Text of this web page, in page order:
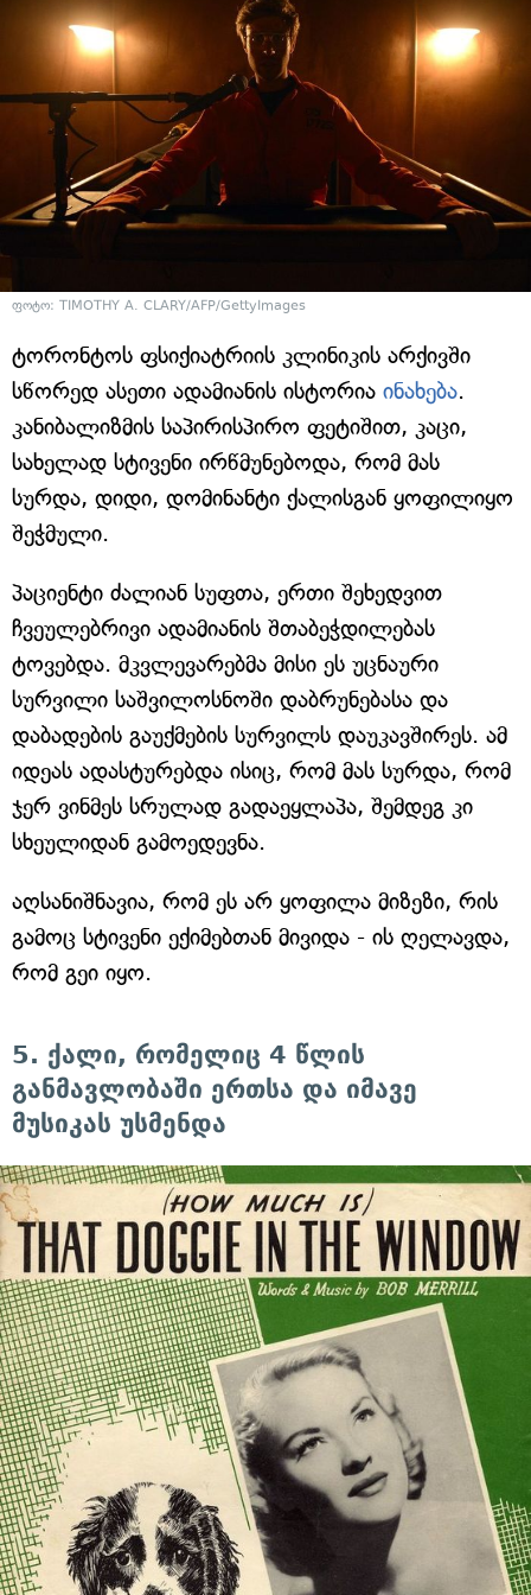
ფოტო: TIMOTHY A. CLARY/AFP/GettyImages
ტორონტოს ფსიქიატრიის კლინიკის არქივში
სწორედ ასეთი ადამიანის ისტორია ინახება.
კანიბალიზმის საპირისპირო ფეტიშით, კაცი,
სახელად სტივენი ირწმუნებოდა, რომ მას
სურდა, დიდი, დომინანტი ქალისგან ყოფილიყო
შეჭმული.
პაციენტი ძალიან სუფთა, ერთი შეხედვით
ჩვეულებრივი ადამიანის შთაბეჭდილებას
ტოვებდა. მკვლევარებმა მისი ეს უცნაური
სურვილი საშვილოსნოში დაბრუნებასა და
დაბადების გაუქმების სურვილს დაუკავშირეს. ამ
იდეას ადასტურებდა ისიც, რომ მას სურდა, რომ
ჯერ ვინმეს სრულად გადაეყლაპა, შემდეგ კი
სხეულიდან გამოედევნა.
აღსანიშნავია, რომ ეს არ ყოფილა მიზეზი, რის
გამოც სტივენი ექიმებთან მივიდა - ის ღელავდა,
რომ გეი იყო.
5. ქალი, რომელიც 4 წლის
განმავლობაში ერთსა და იმავე
მუსიკას უსმენდა